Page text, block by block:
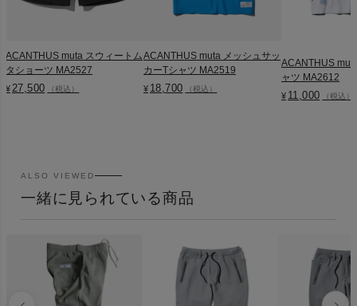
ACANTHUS muta スウィートム
タショーツ MA2527
¥27,500 （税込）
ACANTHUS muta メッシュサッ
カーTシャツ MA2519
¥ 18,700 （税込）
ACANTHUS
ャツ MA2612
¥ 11,000 （税込）
ALSO VIEWED
一緒に見られている商品